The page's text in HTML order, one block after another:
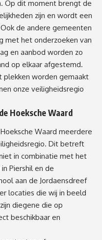
Op dit moment brengt de
zijn en wordt een
de andere gemeenten
met het onderzoeken van
en aanbod worden zo
op elkaar afgestemd.
plekken worden gemaakt
onze veiligheidsregio
Hoeksche Waard
Waard meerdere
Dit betreft
in combinatie met het
Piershil en de
aan de Jordaensdreef
locaties die wij in beeld
diegene die op
beschikbaar en